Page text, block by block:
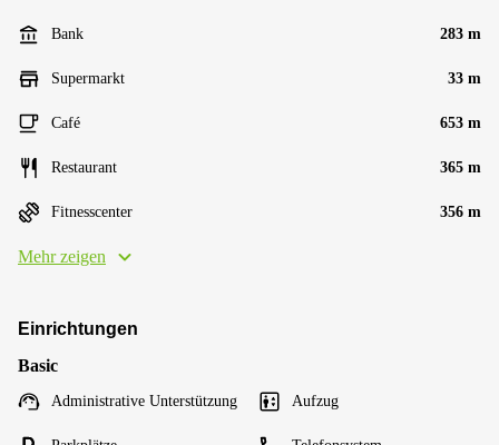
Bank 283 m
Supermarkt 33 m
Café 653 m
Restaurant 365 m
Fitnesscenter 356 m
Mehr zeigen
Einrichtungen
Basic
Administrative Unterstützung Aufzug